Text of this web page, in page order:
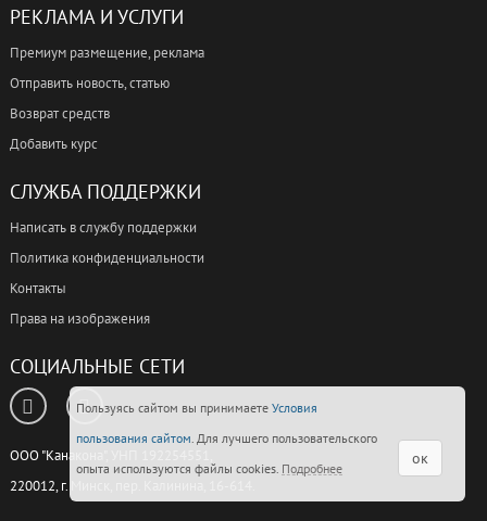
РЕКЛАМА И УСЛУГИ
Премиум размещение, реклама
Отправить новость, статью
Возврат средств
Добавить курс
СЛУЖБА ПОДДЕРЖКИ
Написать в службу поддержки
Политика конфиденциальности
Контакты
Права на изображения
СОЦИАЛЬНЫЕ СЕТИ
ООО "Канакона", УНП 192254551,
220012, г. Минск, пер. Калинина, 16-614.
Пользуясь сайтом вы принимаете Условия
пользования сайтом. Для лучшего пользовательского
опыта используются файлы cookies. Подробнее
ок